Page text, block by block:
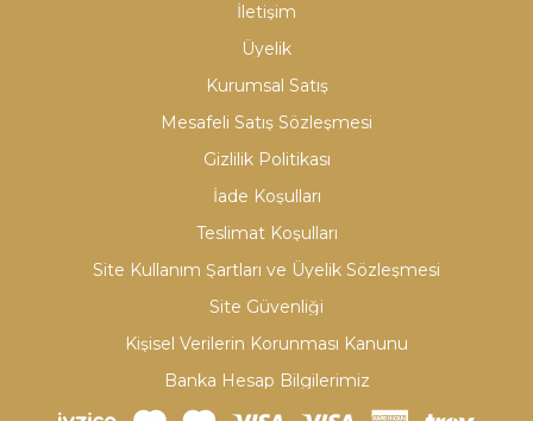
İletişim
Üyelik
Kurumsal Satış
Mesafeli Satış Sözleşmesi
Gizlilik Politikası
İade Koşulları
Teslimat Koşulları
Site Kullanım Şartları ve Üyelik Sözleşmesi
Site Güvenliği
Kişisel Verilerin Korunması Kanunu
Banka Hesap Bilgilerimiz